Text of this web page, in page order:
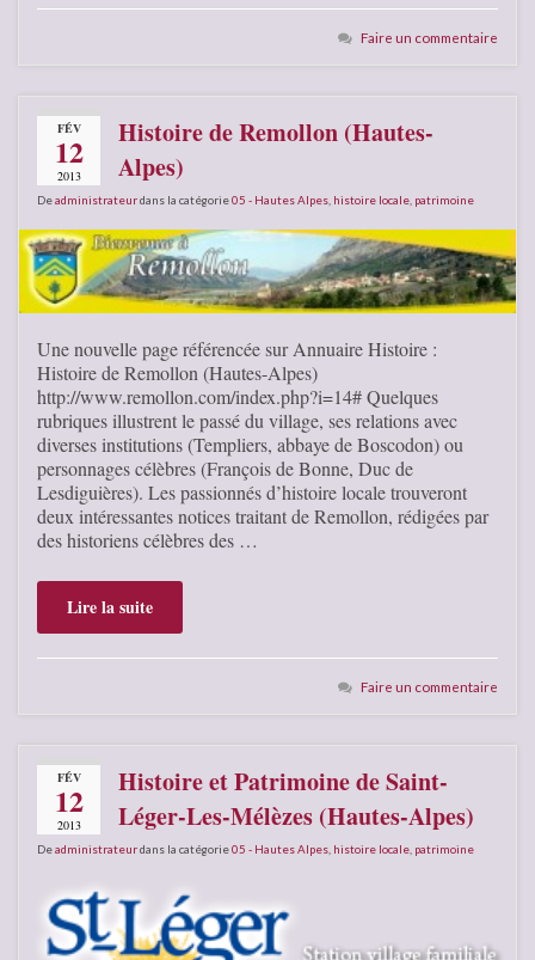
Faire un commentaire
FÉV
12
2013
Histoire de Remollon (Hautes-
Alpes)
Deadministrateurdans la catégorie05 - Hautes Alpes histoire locale patrimoine
Une nouvelle page référencée sur Annuaire Histoire :
Histoire de Remollon (Hautes-Alpes)
http://www.remollon.com/index.php?i=14# Quelques
rubriques illustrent le passé du village, ses relations avec
diverses institutions (Templiers, abbaye de Boscodon) ou
personnages célèbres (François de Bonne, Duc de
Lesdiguières). Les passionnés d’histoire locale trouveront
deux intéressantes notices traitant de Remollon, rédigées par
des historiens célèbres des …
Lire la suite
Faire un commentaire
FÉV
12
2013
Histoire et Patrimoine de Saint-
Léger-Les-Mélèzes (Hautes-Alpes)
Deadministrateurdans la catégorie05 - Hautes Alpes histoire locale patrimoine